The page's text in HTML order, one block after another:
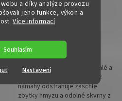
a díky analýze provozu
jeho funkce, výkon a
Více informací
Souhlasím
Nastavení
Skladem(2 ks)
138 Kč
Odstraňovač hmyzu pro rychlé a
šetrné čištění karoserie. Bez
námahy odstraňuje zaschlé
zbytky hmyzu a odolné skvrny z